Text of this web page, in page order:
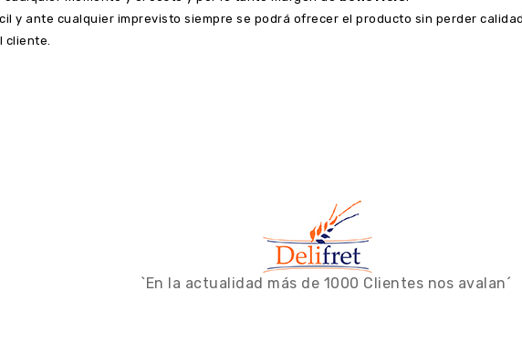
y ante cualquier imprevisto siempre se podrá ofrecer el producto sin perder
cliente.
`En la actualidad más de 1000 Clientes nos avalan´